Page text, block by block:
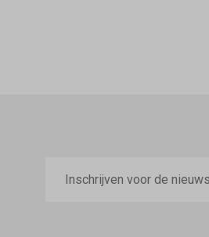
mailadres